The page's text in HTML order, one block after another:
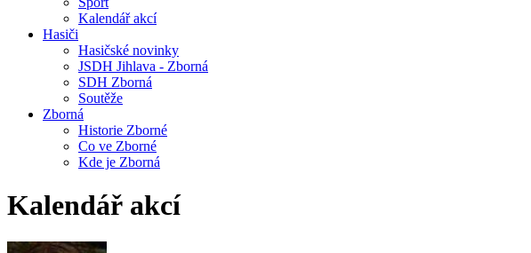
Kalendář akcí
Hasiči
Hasičské novinky
JSDH Jihlava - Zborná
SDH Zborná
Soutěže
Zborná
Historie Zborné
Co ve Zborné
Kde je Zborná
Kalendář akcí